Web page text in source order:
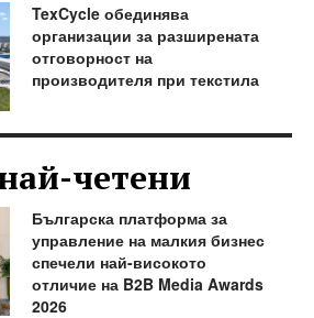
TexCycle обединява
организации за разширената
отговорност на
производителя при текстила
четени
Българска платформа за
управление на малкия бизнес
спечели най-високото
отличие на B2B Media Awards
2026